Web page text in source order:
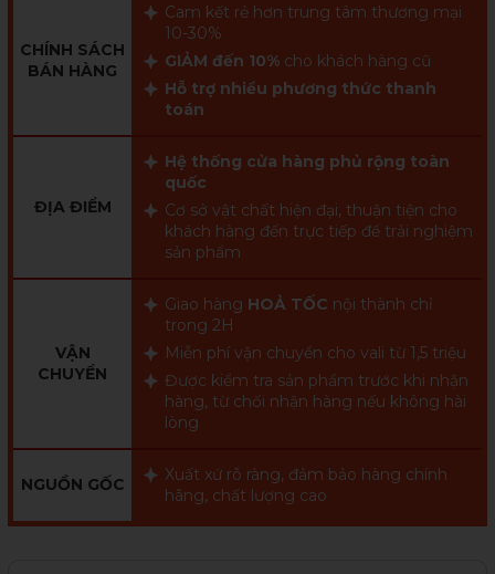
CHÍNH SÁCH
BÁN HÀNG
Cam kết rẻ hơn trung tâm thương mại
10-30%
GIẢM đến 10% cho khách hàng cũ
Hỗ trợ nhiều phương thức thanh
toán
ĐỊA ĐIỂM
Hệ thống cửa hàng phủ rộng toàn
quốc
Cơ sở vật chất hiện đại, thuận tiện cho
khách hàng đến trực tiếp để trải nghiệm
sản phẩm
VẬN
CHUYỂN
Giao hàng HOẢ TỐC nội thành chỉ
trong 2H
Miễn phí vận chuyển cho vali từ 1,5 triệu
Được kiểm tra sản phẩm trước khi nhận
hàng, từ chối nhận hàng nếu không hài
lòng
NGUỒN GỐC
Xuất xứ rõ ràng, đảm bảo hàng chính
hãng, chất lượng cao